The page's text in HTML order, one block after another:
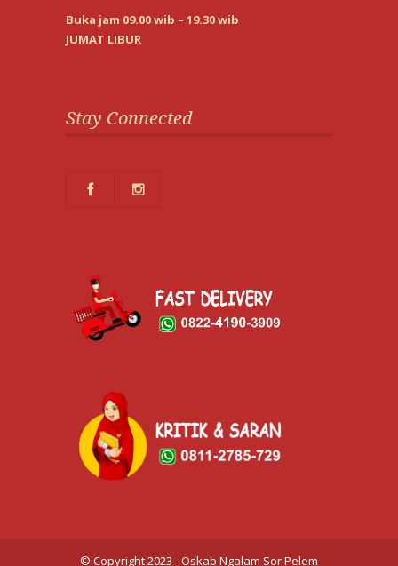
Buka jam 09.00 wib – 19.30 wib
JUMAT LIBUR
Stay Connected
© Copyright 2023 - Oskab Ngalam Sor Pelem